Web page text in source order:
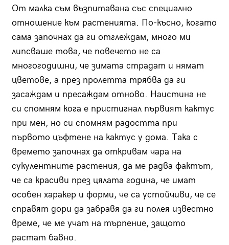
От малка съм възпитавана със специално
отношение към растенията. По-късно, когато
сама започнах да ги отглеждам, много ми
липсваше това, че повечето не са
многогодишни, че зимата страдат и нямат
цветове, а през пролетта трябва да ги
засаждам и пресаждам отново. Наистина не
си спомням кога е пристигнал първият кактус
при мен, но си спомням радостта при
първото цъфтене на кактус у дома. Така с
времето започнах да откривам чара на
сукулентните растения, да ме радва фактът,
че са красиви през цялата година, че имат
особен харакер и форми, че са устойчиви, че се
справят дори да забравя да ги полея известно
време, че ме учат на търпение, защото
растат бавно.